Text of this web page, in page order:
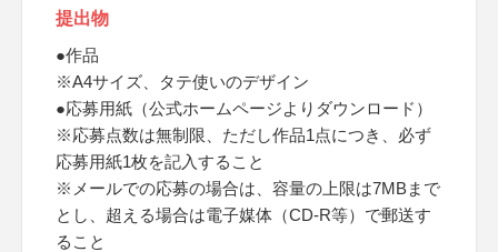
提出物
●作品
※A4サイズ、タテ使いのデザイン
●応募用紙（公式ホームページよりダウンロード）
※応募点数は無制限、ただし作品1点につき、必ず
応募用紙1枚を記入すること
※メールでの応募の場合は、容量の上限は7MBまで
とし、超える場合は電子媒体（CD-R等）で郵送す
ること